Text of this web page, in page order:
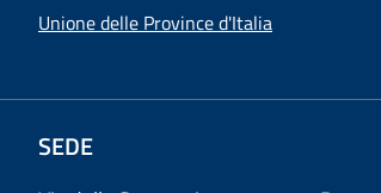
Unione delle Province d'Italia
SEDE